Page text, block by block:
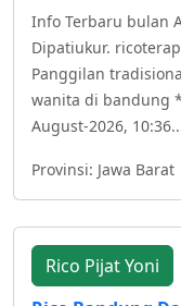
Info Terbaru bulan
Dipatiukur.
Panggilan
wanita di bandung
August-2026,
Provinsi: Jawa
Rico Pijat Yoni